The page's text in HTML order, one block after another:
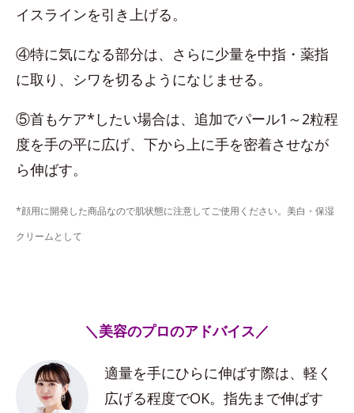
イスラインを引き上げる。
④特に気になる部分は、さらに少量を中指・薬指
に取り、シワを切るようになじませる。
⑤首もケア*したい場合は、追加でパール1～2粒程
度を手の平に広げ、下から上に手を密着させなが
ら伸ばす。
*顔用に開発した商品なので肌状態に注意してご使用ください。美白・保湿
クリームとして
＼美容のプロのアドバイス／
適量を手にひらに伸ばす際は、軽く
広げる程度でOK。指先まで伸ばす